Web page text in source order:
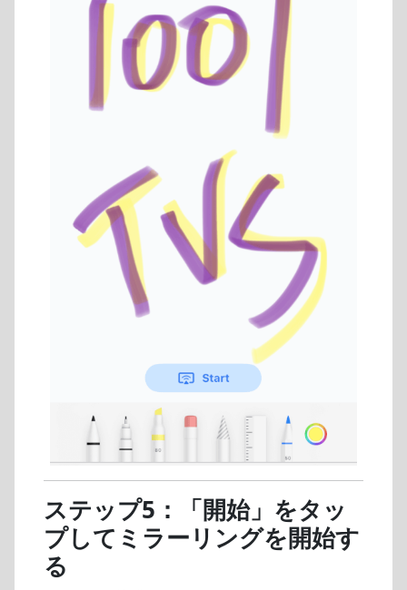
ステップ5：「開始」をタッ
プしてミラーリングを開始す
る